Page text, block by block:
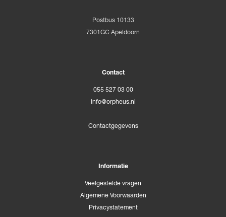
Postbus 10133
7301GC Apeldoorn
Contact
055 527 03 00
info@orpheus.nl
Contactgegevens
Informatie
Veelgestelde vragen
Algemene Voorwaarden
Privacystatement